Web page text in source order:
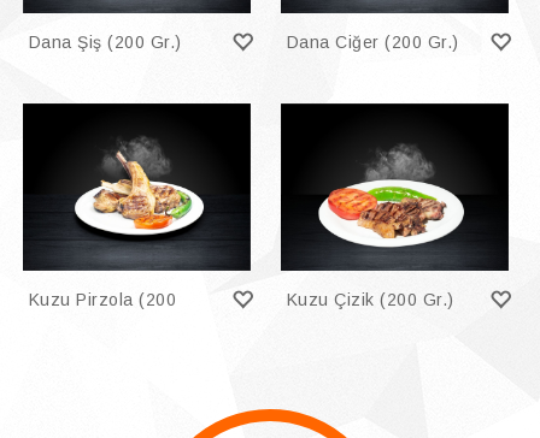
Dana Şiş (200 Gr.) Dana Ciğer (200 Gr.)
Kuzu Pirzola (200
Kuzu Çizik (200 Gr.)